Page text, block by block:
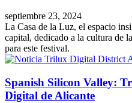
septiembre 23, 2024
La Casa de la Luz, el espacio
capital, dedicado a la cultura de
para este festival.
Spanish Silicon Valley:
Digital de Alicante